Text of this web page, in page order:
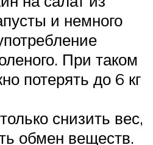
и немного
При таком
потерять до 6 кг
снизить вес,
обмен веществ.